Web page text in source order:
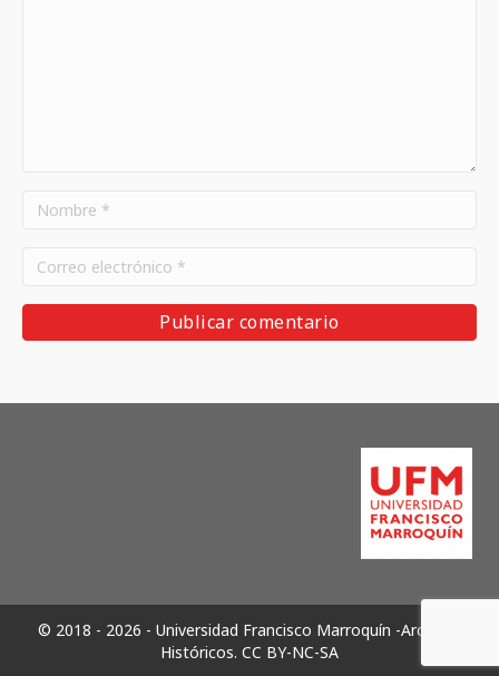
© 2018 - 2026 - Universidad Francisco Marroquín -Archivos
Históricos. CC BY-NC-SA